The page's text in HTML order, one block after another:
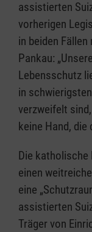
assistierten
vorherigen
in beiden Fällen
Pankau:
Lebensschutz
in
verzweifelt
keine Hand, die
Die
einen
eine
assistierten
Träger von